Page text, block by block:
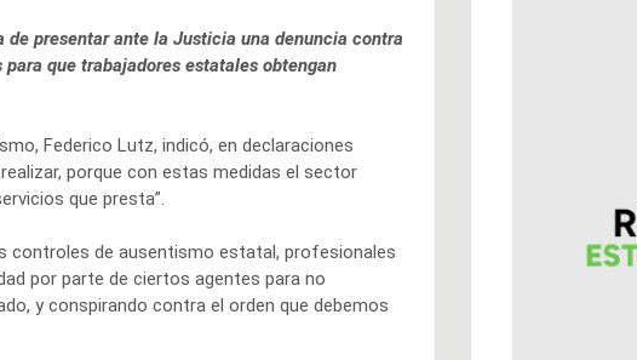
presentar ante la Justicia una denuncia contra
que trabajadores estatales obtengan
Federico Lutz, indicó, en declaraciones
porque con estas medidas el sector
que presta”.
controles de ausentismo estatal, profesionales
por parte de ciertos agentes para no
y conspirando contra el orden que debemos